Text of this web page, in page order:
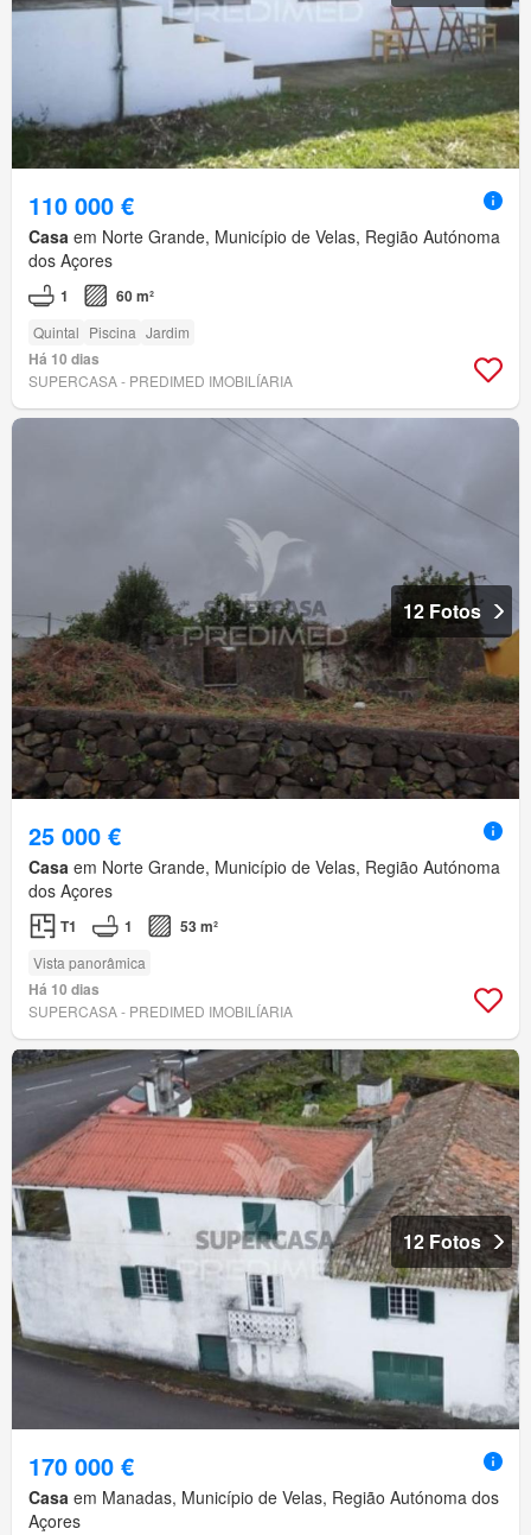
110 000 €
Casa em Norte Grande, Município de Velas, Região Autónoma
dos Açores
1 60 m²
Quintal Piscina Jardim
Há 10 dias
SUPERCASA - PREDIMED IMOBILÍARIA
12 Fotos
25 000 €
Casa em Norte Grande, Município de Velas, Região Autónoma
dos Açores
T1 1 53 m²
Vista panorâmica
Há 10 dias
SUPERCASA - PREDIMED IMOBILÍARIA
12 Fotos
170 000 €
Casa em Manadas, Município de Velas, Região Autónoma dos
Açores